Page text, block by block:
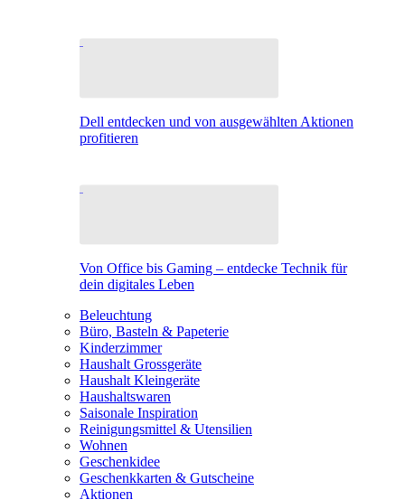
Dell entdecken und von ausgewählten Aktionen
profitieren
Von Office bis Gaming – entdecke Technik für
dein digitales Leben
Beleuchtung
Büro, Basteln & Papeterie
Kinderzimmer
Haushalt Grossgeräte
Haushalt Kleingeräte
Haushaltswaren
Saisonale Inspiration
Reinigungsmittel & Utensilien
Wohnen
Geschenkidee
Geschenkkarten & Gutscheine
Aktionen